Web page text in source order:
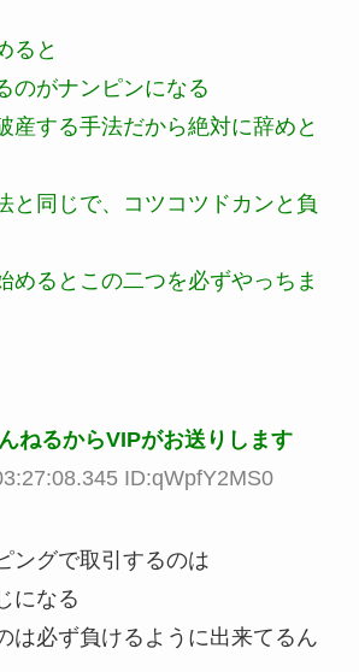
ると
のがナンピンになる
産する手法だから絶対に辞めと
と同じで、コツコツドカンと負
めるとこの二つを必ずやっちま
ねるからVIPがお送りします
ID:qWpfY2MS0
ングで取引するのは
になる
は必ず負けるように出来てるん